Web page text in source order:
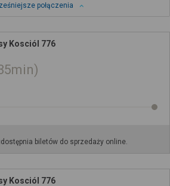
połączenia
Kosciól 776
biletów do sprzedaży online.
Kosciól 776